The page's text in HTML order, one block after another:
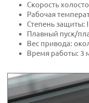
Скорость
Рабочая
Степень защиты:
Плавный пуск/
Вес привода:
Время работы: 3